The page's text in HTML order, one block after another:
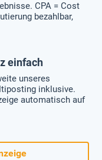
CPA = Cost
bezahlbar,
einfach
unseres
inklusive.
automatisch auf